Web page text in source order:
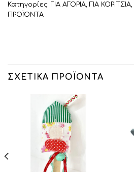
Κατηγορίες: ΓΙΑ ΑΓΟΡΙΑ, ΓΙΑ ΚΟΡΙΤΣΙΑ,
ΠΡΟΪΌΝΤΑ
ΣΧΕΤΙΚΆ ΠΡΟΪΌΝΤΑ